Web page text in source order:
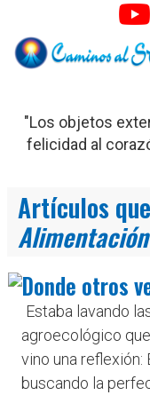
"Los objetos
felicidad al
Artículos
Donde otros
Estaba lavando
agroecológico
vino una
buscando la